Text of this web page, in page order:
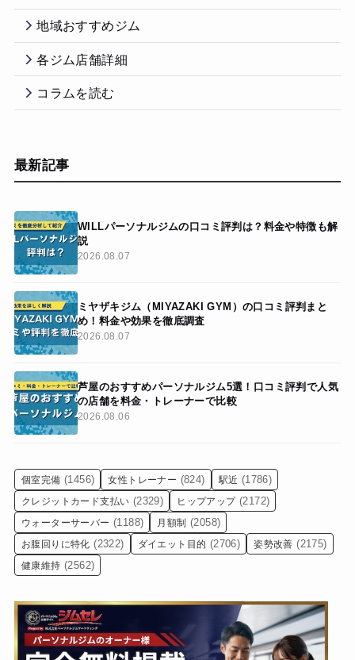
地域おすすめジム
各ジム店舗詳細
コラムを読む
最新記事
WILLパーソナルジムの口コミ評判は？料金や特徴も解
説
2026.08.07
ミヤザキジム（MIYAZAKI GYM）の口コミ評判まと
め！料金や効果を徹底調査
2026.08.07
芦屋のおすすめパーソナルジム5選！口コミ評判で人気
の店舗を料金・トレーナーで比較
2026.08.06
個室完備 (1456) 女性トレーナー (824) 駅近 (1786)
クレジットカード支払い (2329) ヒップアップ (2172)
ウォーターサーバー (1188) 月額制 (2058)
お腹回りに特化 (2322) ダイエット目的 (2706) 姿勢改善 (2175)
健康維持 (2562)